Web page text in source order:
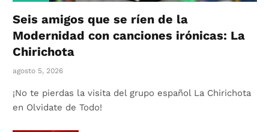
Seis amigos que se ríen de la
Modernidad con canciones irónicas: La
Chirichota
agosto 5, 2026
¡No te pierdas la visita del grupo español La Chirichota
en Olvidate de Todo!